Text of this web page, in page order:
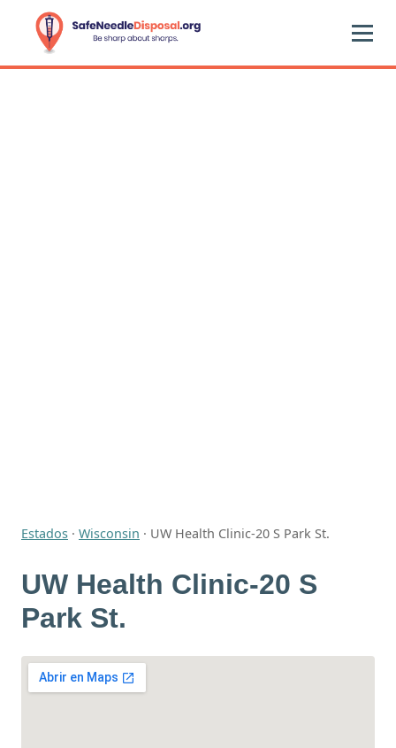
Estados · Wisconsin · UW Health Clinic-20 S Park St.
UW Health Clinic-20 S
Park St.